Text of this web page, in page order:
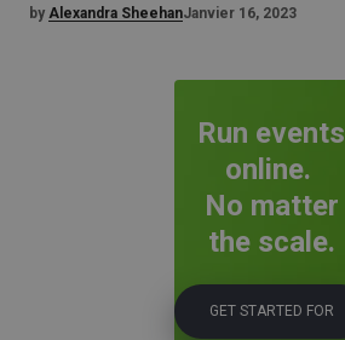
by Alexandra SheehanJanvier 16, 2023
Run events
online.
No matter
the scale.
GET STARTED FOR